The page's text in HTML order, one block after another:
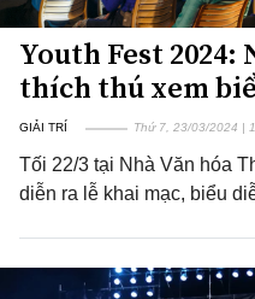
Youth Fest 2024:
thích thú xem
GIẢI TRÍ Thứ 7, 23/03/2024 |
Tối 22/3 tại Nhà Văn hóa
diễn ra lễ khai mạc, biểu